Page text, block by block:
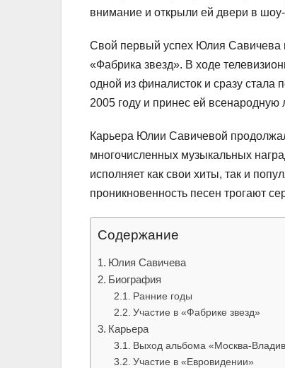
внимание и открыли ей двери в
Свой первый успех Юлия Савичева
«Фабрика звезд». В ходе
одной из финалисток и сразу
2005 году и принес ей всенародную
Карьера Юлии Савичевой
многочисленных музыкальных
исполняет как свои хиты, так и
проникновенность песен трогают
Содержание
Юлия Савичева
Биография
Ранние годы
Участие в «Фабрике звезд»
Карьера
Выход альбома «Москва-
Участие в «Евровидении»